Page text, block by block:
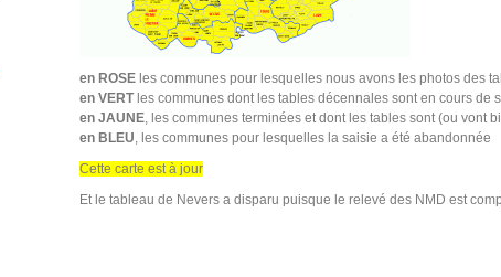
en ROSEles communes pour lesquelles nous avons les photos des
en VERTles communes dont les tables décennales sont en cours de
en JAUNE, les communes terminées et dont les tables sont (ou vont
en BLEU, les communes pour lesquelles la saisie a été abandonnée
Cette carte est à jour
Et le tableau de Nevers a disparu puisque le relevé des NMD est